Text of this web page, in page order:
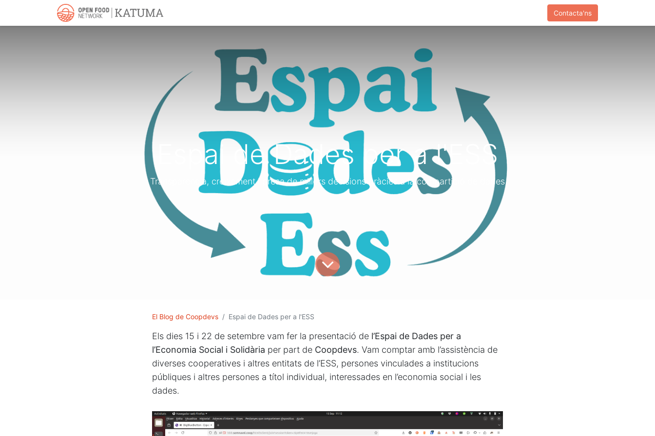
Contacta'ns
Espai de Dades per a l'ESS
Transparència, creixement i presa de millors decisions gràcies a la compartició de dades
El Blog de Coopdevs Espai de Dades per a l'ESS
Els dies 15 i 22 de setembre vam fer la presentació de l’Espai de Dades per a
l’Economia Social i Solidària per part de Coopdevs. Vam comptar amb l’assistència de
diverses cooperatives i altres entitats de l’ESS, persones vinculades a institucions
públiques i altres persones a títol individual, interessades en l’economia social i les
dades.